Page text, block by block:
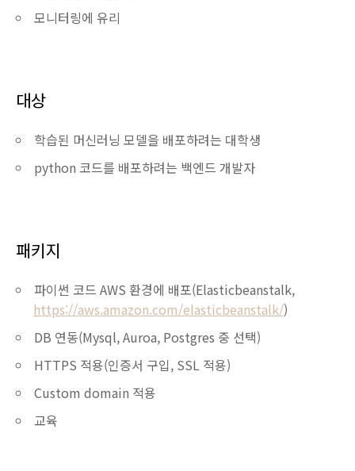
모니터링에 유리
대상
학습된 머신러닝 모델을 배포하려는 대학생
python 코드를 배포하려는 백엔드 개발자
패키지
파이썬 코드 AWS 환경에 배포(Elasticbeanstalk,
https://aws.amazon.com/elasticbeanstalk/)
DB 연동(Mysql, Auroa, Postgres 중 선택)
HTTPS 적용(인증서 구입, SSL 적용)
Custom domain 적용
교육